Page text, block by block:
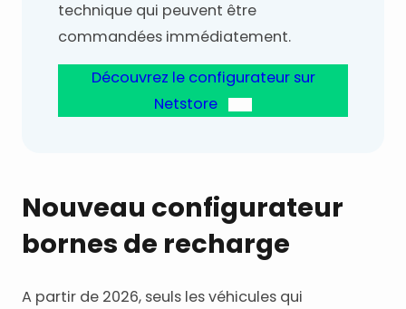
technique qui peuvent être
commandées immédiatement.
Découvrez le configurateur sur
Netstore
Nouveau configurateur
bornes de recharge
A partir de 2026, seuls les véhicules qui